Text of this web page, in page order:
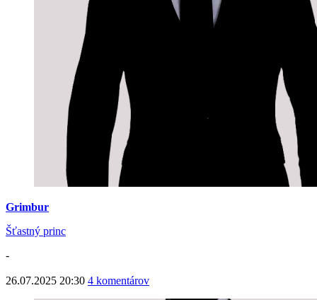
Grimbur
Šťastný princ
-
26.07.2025 20:30 4 komentárov